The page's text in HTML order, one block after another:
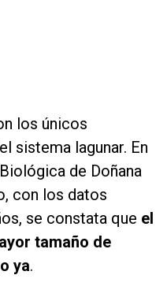
los únicos
sistema lagunar. En
de Doñana
con los datos
se constata que el
tamaño de
ya.